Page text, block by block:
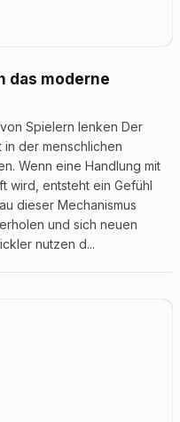
das moderne
Spielern lenken Der
in der menschlichen
Wenn eine Handlung mit
wird, entsteht ein Gefühl
dieser Mechanismus
und sich neuen
nutzen d...